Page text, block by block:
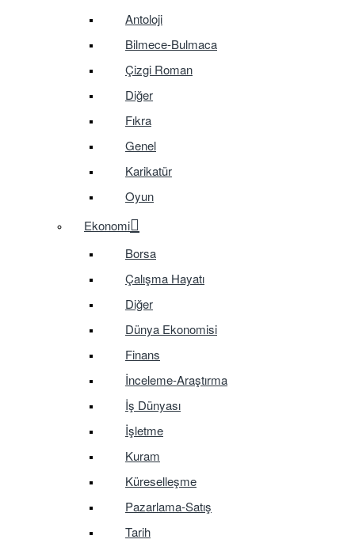
Antoloji
Bilmece-Bulmaca
Çizgi Roman
Diğer
Fıkra
Genel
Karikatür
Oyun
Ekonomi
Borsa
Çalışma Hayatı
Diğer
Dünya Ekonomisi
Finans
İnceleme-Araştırma
İş Dünyası
İşletme
Kuram
Küreselleşme
Pazarlama-Satış
Tarih